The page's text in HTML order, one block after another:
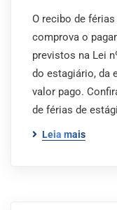
O recibo de
comprova o
previstos na Lei
do estagiário, da
valor pago.
de férias de
Leia mais